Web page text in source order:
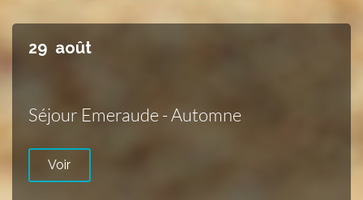
29 août
Séjour Emeraude - Automne
Voir